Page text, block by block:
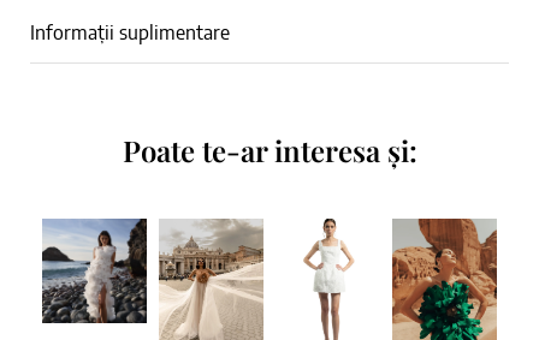
Informații suplimentare
Poate te-ar interesa și: